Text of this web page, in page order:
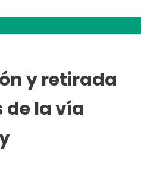
y retirada
de la vía